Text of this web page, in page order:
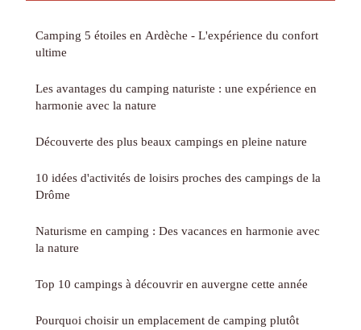
Camping 5 étoiles en Ardèche - L'expérience du confort
ultime
Les avantages du camping naturiste : une expérience en
harmonie avec la nature
Découverte des plus beaux campings en pleine nature
10 idées d'activités de loisirs proches des campings de la
Drôme
Naturisme en camping : Des vacances en harmonie avec
la nature
Top 10 campings à découvrir en auvergne cette année
Pourquoi choisir un emplacement de camping plutôt